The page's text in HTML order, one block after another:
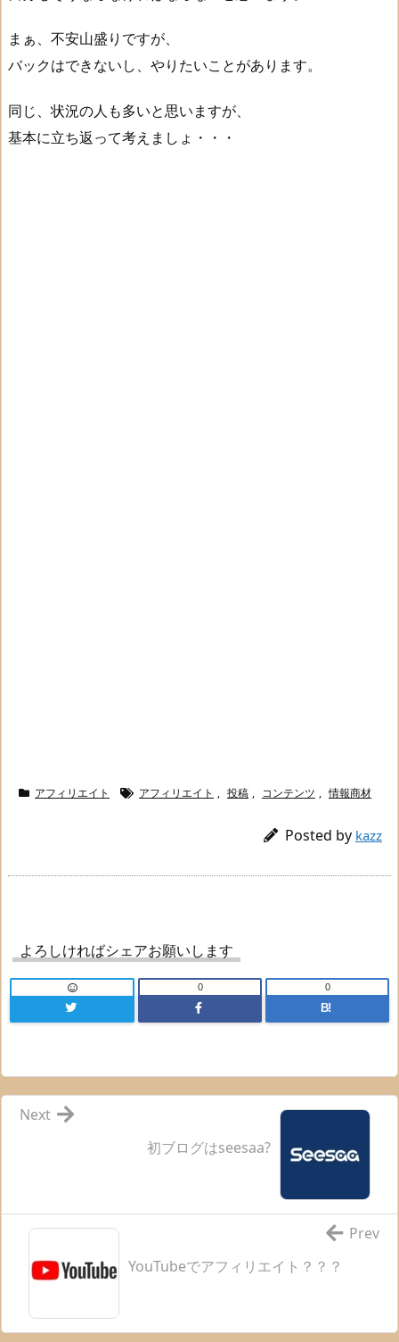
まぁ、不安山盛りですが、
バックはできないし、やりたいことがあります。
同じ、状況の人も多いと思いますが、
基本に立ち返って考えましょ・・・
アフィリエイト アフィリエイト , 投稿 , コンテンツ , 情報商材
Posted by kazz
よろしければシェアお願いします
0
B!
0
初ブログはseesaa?
Next
YouTubeでアフィリエイト？？？
Prev